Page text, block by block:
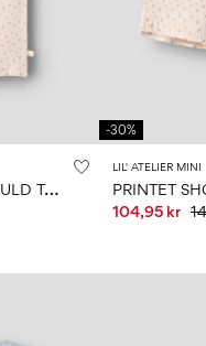
Ø
KOLOGISK BOMULD T-SHIRT
-30%
LIL' ATELIER MINI
PRINTET
104,95 kr